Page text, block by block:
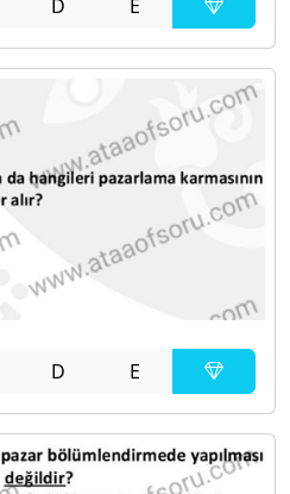
D E
D E